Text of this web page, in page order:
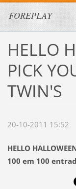
FOREPLAY
HELLO
PICK
TWIN'S
20-10-2011 15:52
HELLO
100 em 100